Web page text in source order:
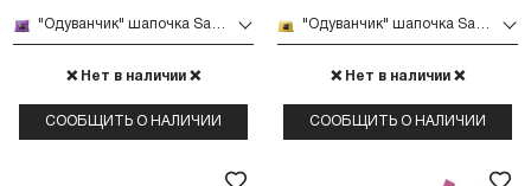
"Одуванчик" шапочка SanGig 100шт (Фиолетовый)
❌ Нет в наличии ❌
СООБЩИТЬ О НАЛИЧИИ
"Одуванчик" шапочка SanGig 100шт (Желтый)
❌ Нет в наличии ❌
СООБЩИТЬ О НАЛИЧИИ